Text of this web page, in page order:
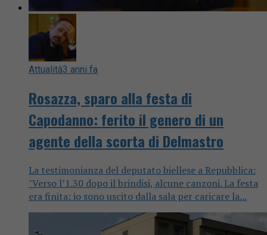
Attualità3 anni fa
Rosazza, sparo alla festa di
Capodanno: ferito il genero di un
agente della scorta di Delmastro
La testimonianza del deputato biellese a Repubblica:
"Verso l’1.30 dopo il brindisi, alcune canzoni. La festa
era finita: io sono uscito dalla sala per caricare la...